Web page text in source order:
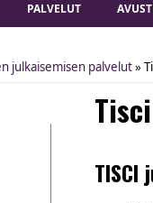
PALVELUT
julkaisemisen palvelut»
Tisci